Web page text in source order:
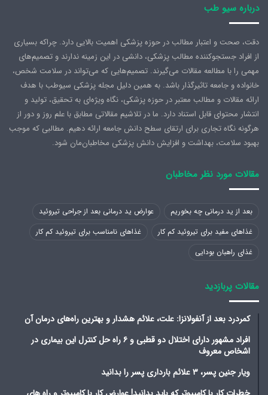
درباره سیو طب
دقت، صحت و اعتبار مطالب در حوزه پزشکی اهمیت بالایی دارد. چراکه بسیاری
از افراد جستجوکننده مطالب پزشکی، دانشی در این زمینه ندارند و تصمیم‌های
مهمی را با مطالعه مقالات می‌گیرند. تصمیم‌هایی که می‌تواند در سلامت شخص،
خانواده و جامعه تاثیرگذار باشد. به همین دلیل مجله پزشکی سیوطب با هدف
ارائه مقالات و مطالب معتبر در حوزه پزشکی، نگاه ویژه‌ای به تحقیق، تولید و
انتشار محتوای قابل استناد دارد. ما در تلاشیم مقالاتی مطابق با علم روز و دور از
هرگونه نگاه تجاری برای ارتقای سطح دانش جامعه ارائه دهیم. مطالبی که موجب
بهبود سلامت، بهداشت و افزایش دانش پزشکی مخاطبان‌مان شود.
مقالات مورد نظر مخاطبان
بعد از ید درمانی چه بخوریم
عوارض ید درمانی بعد از جراحی تیروئید
غذاهای مفید برای تیروئید کم کار
غذاهای نامناسب برای تیروئید کم کار
غذای راهبان بودایی
مقالات پربازدید
کمردرد بعد از آنفولانزا: علت، علائم هشدار و بهترین راه‌های درمان آن
افراد مشهور دارای اختلال دو قطبی و ۶ راه حل کنترل این بیماری در
اشخاص معروف
ویار جنین پسر، ۳ علائم بارداری پسر را بدانید